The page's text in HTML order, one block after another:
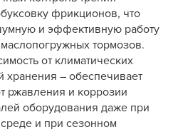
фрикционов, что
и эффективную работу
тормозов.
от климатических
хранения – обеспечивает
ржавления и коррозии
оборудования даже при
и при сезонном